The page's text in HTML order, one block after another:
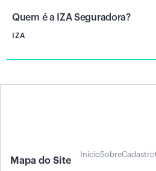
Quem é a IZA Seguradora?
IZA
Mapa do Site
InícioSobreCadastro